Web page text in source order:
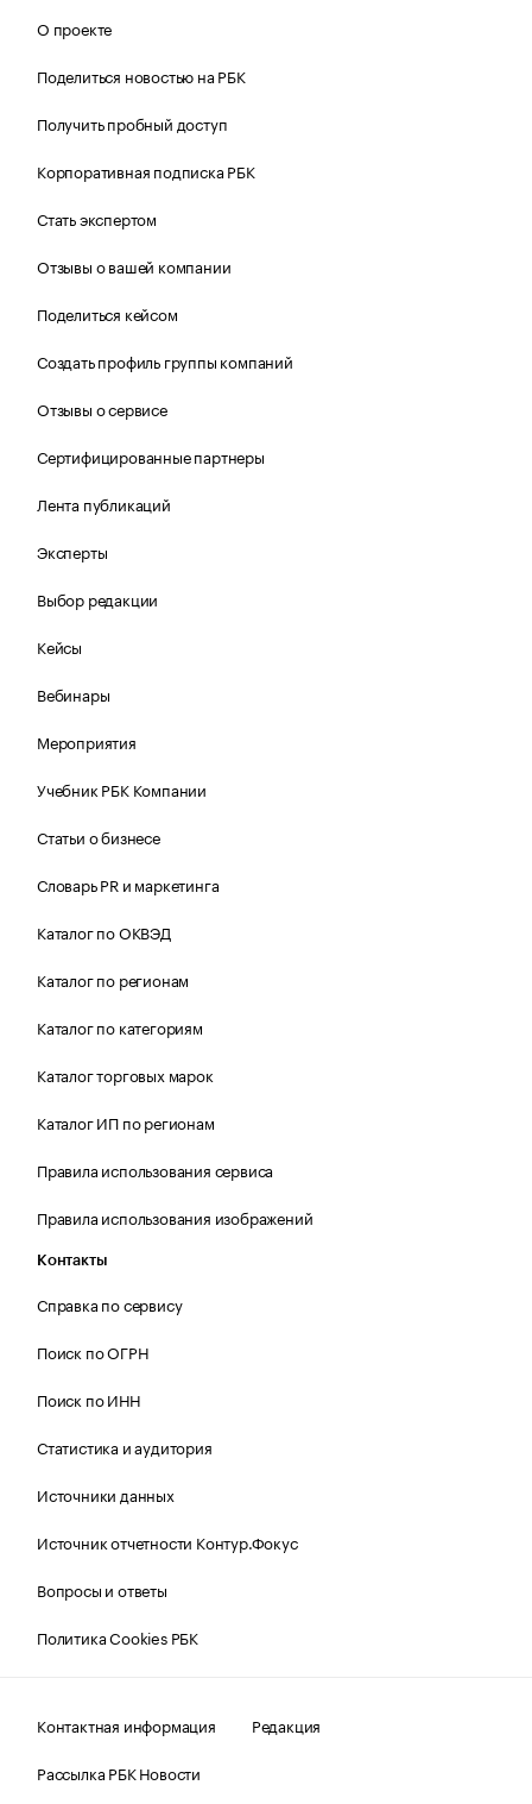
О проекте
Поделиться новостью на РБК
Получить пробный доступ
Корпоративная подписка РБК
Стать экспертом
Отзывы о вашей компании
Поделиться кейсом
Создать профиль группы компаний
Отзывы о сервисе
Сертифицированные партнеры
Лента публикаций
Эксперты
Выбор редакции
Кейсы
Вебинары
Мероприятия
Учебник РБК Компании
Статьи о бизнесе
Словарь PR и маркетинга
Каталог по ОКВЭД
Каталог по регионам
Каталог по категориям
Каталог торговых марок
Каталог ИП по регионам
Правила использования сервиса
Правила использования изображений
Контакты
Справка по сервису
Поиск по ОГРН
Поиск по ИНН
Статистика и аудитория
Источники данных
Источник отчетности Контур.Фокус
Вопросы и ответы
Политика Cookies РБК
Контактная информация
Редакция
Рассылка РБК Новости